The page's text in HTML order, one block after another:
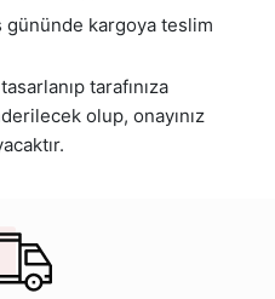
kargoya teslim
tarafınıza
olup, onayınız